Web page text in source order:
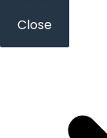
Close